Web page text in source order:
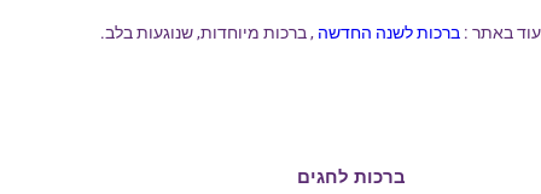
עוד באתר : ברכות לשנה החדשה , ברכות מיוחדות, שנוגעות בלב.
ברכות לחגים